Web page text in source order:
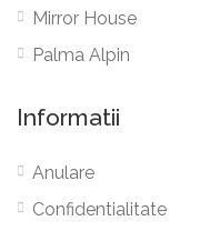
Mirror House
Palma Alpin
Informatii
Anulare
Confidentialitate